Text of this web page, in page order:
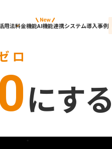
用法料金機能AI機能連携システム導入事例
ロ
にする